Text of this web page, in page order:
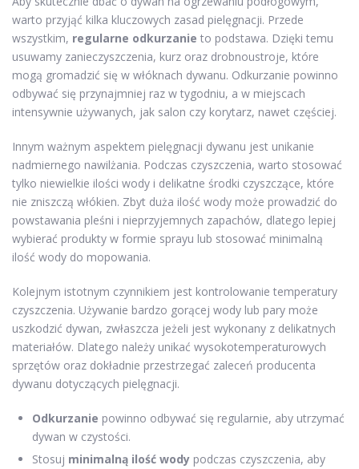
warto przyjąć kilka kluczowych zasad pielęgnacji. Przede
wszystkim, regularne odkurzanie to podstawa. Dzięki temu
usuwamy zanieczyszczenia, kurz oraz drobnoustroje, które
mogą gromadzić się w włóknach dywanu. Odkurzanie powinno
odbywać się przynajmniej raz w tygodniu, a w miejscach
intensywnie używanych, jak salon czy korytarz, nawet częściej.
Innym ważnym aspektem pielęgnacji dywanu jest unikanie
nadmiernego nawilżania. Podczas czyszczenia, warto stosować
tylko niewielkie ilości wody i delikatne środki czyszczące, które
nie zniszczą włókien. Zbyt duża ilość wody może prowadzić do
powstawania pleśni i nieprzyjemnych zapachów, dlatego lepiej
wybierać produkty w formie sprayu lub stosować minimalną
ilość wody do mopowania.
Kolejnym istotnym czynnikiem jest kontrolowanie temperatury
czyszczenia. Używanie bardzo gorącej wody lub pary może
uszkodzić dywan, zwłaszcza jeżeli jest wykonany z delikatnych
materiałów. Dlatego należy unikać wysokotemperaturowych
sprzętów oraz dokładnie przestrzegać zaleceń producenta
dywanu dotyczących pielęgnacji.
Odkurzanie powinno odbywać się regularnie, aby utrzymać
dywan w czystości.
Stosuj minimalną ilość wody podczas czyszczenia, aby